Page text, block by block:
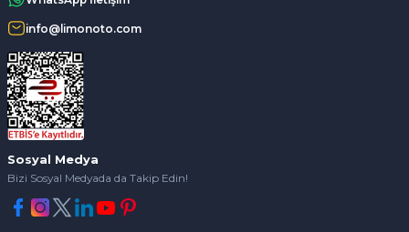
info@limonoto.com
Sosyal Medya
Bizi Sosyal Medyada da Takip Edin!